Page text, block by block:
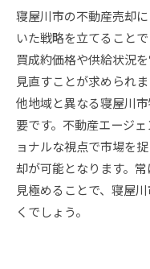
寝屋川市の不動産売却
いた戦略を立てること
買成約価格や供給状況
見直すことが求められ
他地域と異なる寝屋川
要です。不動産エージ
ョナルな視点で市場を
却が可能となります。
見極めることで、寝屋
くでしょう。